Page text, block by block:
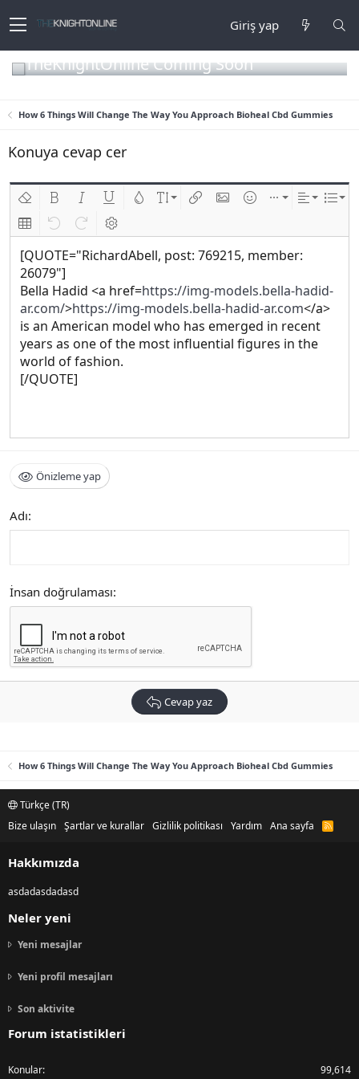
Giriş yap
TheKnightOnline Coming Soon
How 6 Things Will Change The Way You Approach Bioheal Cbd Gummies
Konuya cevap cer
Biçimlendirmeyi kaldır
Kalın Yatık Altını çiz
[QUOTE="RichardAbell, post: 769215, member:
26079"]
Bella Hadid <a href=https://img-models.bella-hadid-
ar.com/>https://img-models.bella-hadid-ar.com</a>
is an American model who has emerged in recent
years as one of the most influential figures in the
world of fashion.
[/QUOTE]
Önizleme yap
Adı
İnsan doğrulaması
Cevap yaz
How 6 Things Will Change The Way You Approach Bioheal Cbd Gummies
Türkçe (TR)
Bize ulaşın Şartlar ve kurallar Gizlilik politikası Yardım Ana sayfa
R
Hakkımızda
asdadasdadasd
Neler yeni
Yeni mesajlar
Yeni profil mesajları
Son aktivite
Forum istatistikleri
Konular 99,614